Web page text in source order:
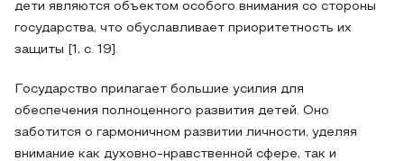
дети являются объектом особого внимания со стороны
государства, что обуславливает приоритетность их
защиты [1, с. 19].
Государство прилагает большие усилия для
обеспечения полноценного развития детей. Оно
заботится о гармоничном развитии личности, уделяя
внимание как духовно-нравственной сфере, так и